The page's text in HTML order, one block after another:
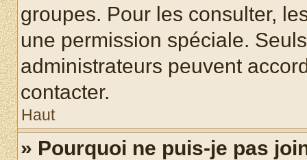
groupes. Pour les consulter,
une permission spéciale.
administrateurs peuvent
contacter.
Haut
» Pourquoi ne puis-je pas